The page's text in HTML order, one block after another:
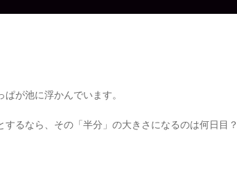
が池に浮かんでいます。
るなら、その「半分」の大きさになるのは何日目？